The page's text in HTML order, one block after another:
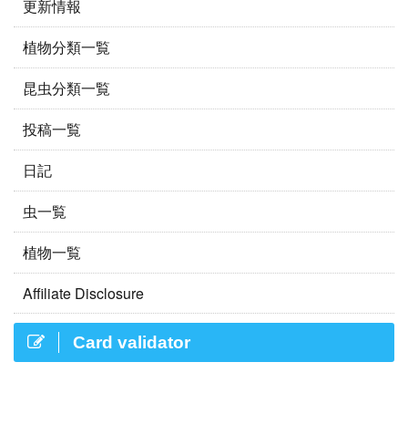
更新情報
植物分類一覧
昆虫分類一覧
投稿一覧
日記
虫一覧
植物一覧
Affiliate Disclosure
Card validator